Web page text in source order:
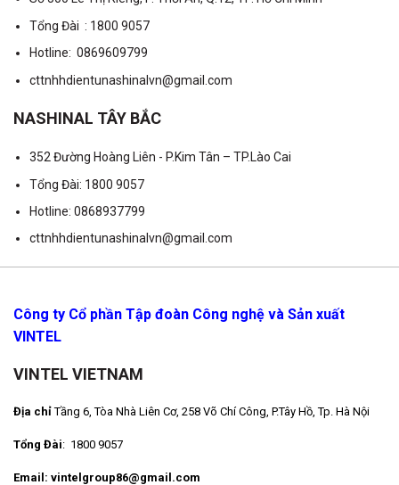
Tổng Đài : 1800 9057
Hotline: 0869609799
cttnhhdientunashinalvn@gmail.com
NASHINAL TÂY BẮC
352 Đường Hoàng Liên - P.Kim Tân – TP.Lào Cai
Tổng Đài: 1800 9057
Hotline: 0868937799
cttnhhdientunashinalvn@gmail.com
Công ty Cổ phần Tập đoàn Công nghệ và Sản xuất
VINTEL
VINTEL VIETNAM
Địa chỉTầng 6, Tòa Nhà Liên Cơ, 258 Võ Chí Công, P.Tây Hồ, Tp. Hà Nội
Tổng Đài: 1800 9057
Email: vintelgroup86@gmail.com